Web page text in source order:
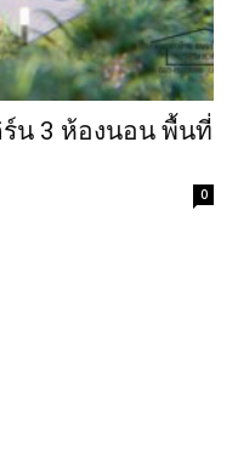
น 3 ห้องนอน พื้นที่
0